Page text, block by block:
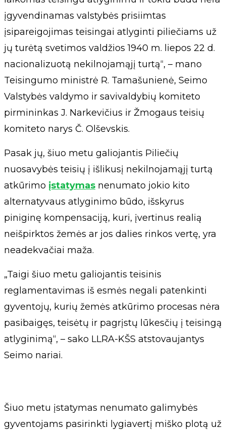
įgyvendinamas valstybės prisiimtas
įsipareigojimas teisingai atlyginti piliečiams už
jų turėtą svetimos valdžios 1940 m. liepos 22 d.
nacionalizuotą nekilnojamąjį turtą“, – mano
Teisingumo ministrė R. Tamašunienė, Seimo
Valstybės valdymo ir savivaldybių komiteto
pirmininkas J. Narkevičius ir Žmogaus teisių
komiteto narys Č. Olševskis.
Pasak jų, šiuo metu galiojantis Piliečių
nuosavybės teisių į išlikusį nekilnojamąjį turtą
atkūrimo įstatymas nenumato jokio kito
alternatyvaus atlyginimo būdo, išskyrus
piniginę kompensaciją, kuri, įvertinus realią
neišpirktos žemės ar jos dalies rinkos vertę, yra
neadekvačiai maža.
„Taigi šiuo metu galiojantis teisinis
reglamentavimas iš esmės negali patenkinti
gyventojų, kurių žemės atkūrimo procesas nėra
pasibaigęs, teisėtų ir pagrįstų lūkesčių į teisingą
atlyginimą“, – sako LLRA-KŠS atstovaujantys
Seimo nariai.
Šiuo metu įstatymas nenumato galimybės
gyventojams pasirinkti lygiavertį miško plotą už